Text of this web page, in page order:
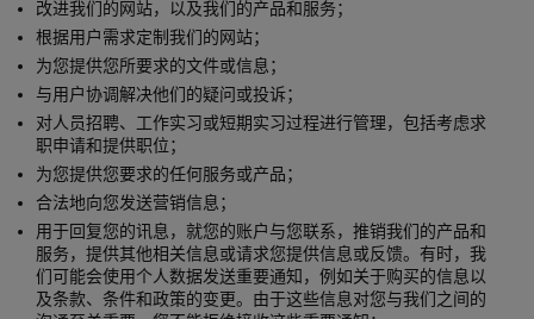
改进我们的网站，以及我们的产品和服务；
根据用户需求定制我们的网站；
为您提供您所要求的文件或信息；
与用户协调解决他们的疑问或投诉；
对人员招聘、工作实习或短期实习过程进行管理，包括考虑求
职申请和提供职位；
为您提供您要求的任何服务或产品；
合法地向您发送营销信息；
用于回复您的讯息，就您的账户与您联系，推销我们的产品和
服务，提供其他相关信息或请求您提供信息或反馈。有时，我
们可能会使用个人数据发送重要通知，例如关于购买的信息以
及条款、条件和政策的变更。由于这些信息对您与我们之间的